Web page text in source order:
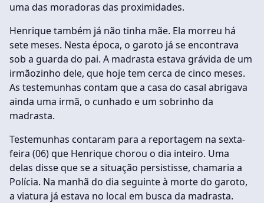
uma das moradoras das proximidades.
Henrique também já não tinha mãe. Ela morreu há
sete meses. Nesta época, o garoto já se encontrava
sob a guarda do pai. A madrasta estava grávida de um
irmãozinho dele, que hoje tem cerca de cinco meses.
As testemunhas contam que a casa do casal abrigava
ainda uma irmã, o cunhado e um sobrinho da
madrasta.
Testemunhas contaram para a reportagem na sexta-
feira (06) que Henrique chorou o dia inteiro. Uma
delas disse que se a situação persistisse, chamaria a
Polícia. Na manhã do dia seguinte à morte do garoto,
a viatura já estava no local em busca da madrasta.